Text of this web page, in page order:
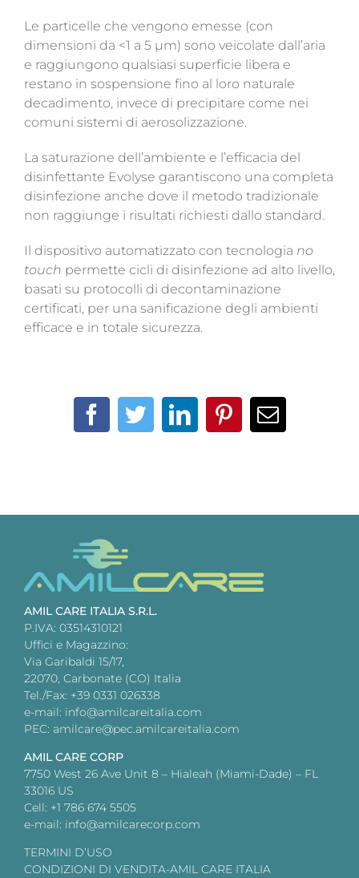
Le particelle che vengono emesse (con
dimensioni da <1 a 5 µm) sono veicolate dall’aria
e raggiungono qualsiasi superficie libera e
restano in sospensione fino al loro naturale
decadimento, invece di precipitare come nei
comuni sistemi di aerosolizzazione.
La saturazione dell’ambiente e l’efficacia del
disinfettante Evolyse garantiscono una completa
disinfezione anche dove il metodo tradizionale
non raggiunge i risultati richiesti dallo standard.
Il dispositivo automatizzato con tecnologia no
touch permette cicli di disinfezione ad alto livello,
basati su protocolli di decontaminazione
certificati, per una sanificazione degli ambienti
efficace e in totale sicurezza.
Facebook
TwitterLinkedIn
Pinterest
Email
AMIL CARE ITALIA S.R.L.
P.IVA: 03514310121
Uffici e Magazzino:
Via Garibaldi 15/17,
22070, Carbonate (CO) Italia
Tel./Fax: +39 0331 026338
e-mail: info@amilcareitalia.com
PEC: amilcare@pec.amilcareitalia.com
AMIL CARE CORP
7750 West 26 Ave Unit 8 – Hialeah (Miami-Dade) – FL
33016 US
Cell: +1 786 674 5505
e-mail: info@amilcarecorp.com
TERMINI D’USO
CONDIZIONI DI VENDITA-AMIL CARE ITALIA